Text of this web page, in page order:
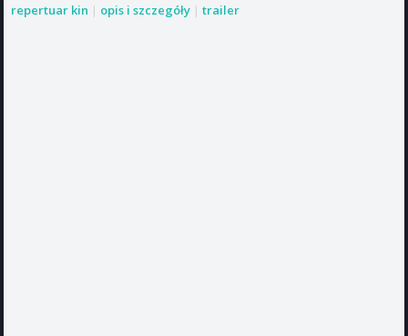
repertuar kin | opis i szczegóły | trailer